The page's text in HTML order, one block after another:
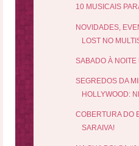
10 MUSICAIS
NOVIDADES,
LOST NO
SABADO À NOITE
SEGREDOS DA
HOLLYWOOD:
COBERTURA DO
SARAIVA!